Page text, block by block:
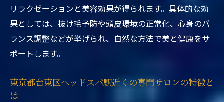
リラクゼーションと美容効果が得られます。具体的な効
果としては、抜け毛予防や頭皮環境の正常化、心身のバ
ランス調整などが挙げられ、自然な方法で美と健康をサ
ポートします。
東京都台東区ヘッドスパ駅近くの専門サロンの特徴と
は